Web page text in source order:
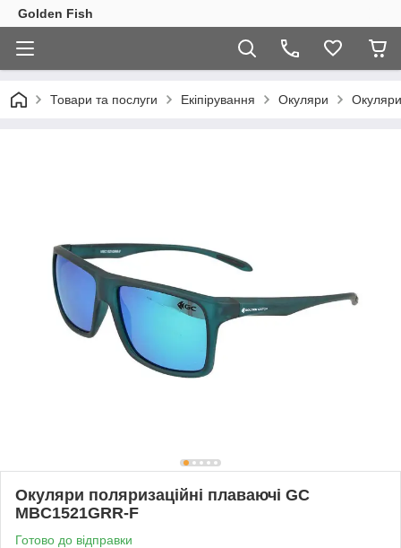
Golden Fish
Товари та послуги Екіпірування Окуляри
Окуляри поляризаційні плаваючі GC
MBC1521GRR-F
Готово до відправки